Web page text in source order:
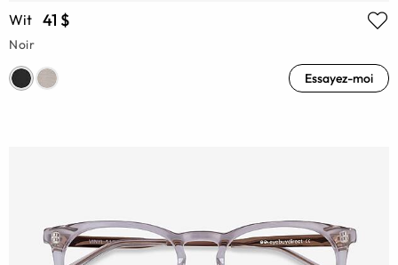
Wit 41 $
Noir
Essayez-moi